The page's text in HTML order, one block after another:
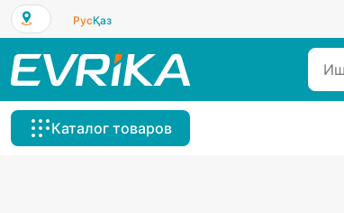
РусҚаз
Каталог товаров